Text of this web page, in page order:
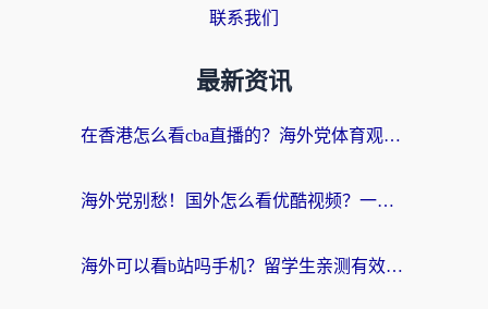
联系我们
最新资讯
在香港怎么看cba直播的？海外党体育观赛终极指南：告别版权限制，畅享中文解说
海外党别愁！国外怎么看优酷视频？一招解决追剧、看直播难题
海外可以看b站吗手机？留学生亲测有效的回国加速指南